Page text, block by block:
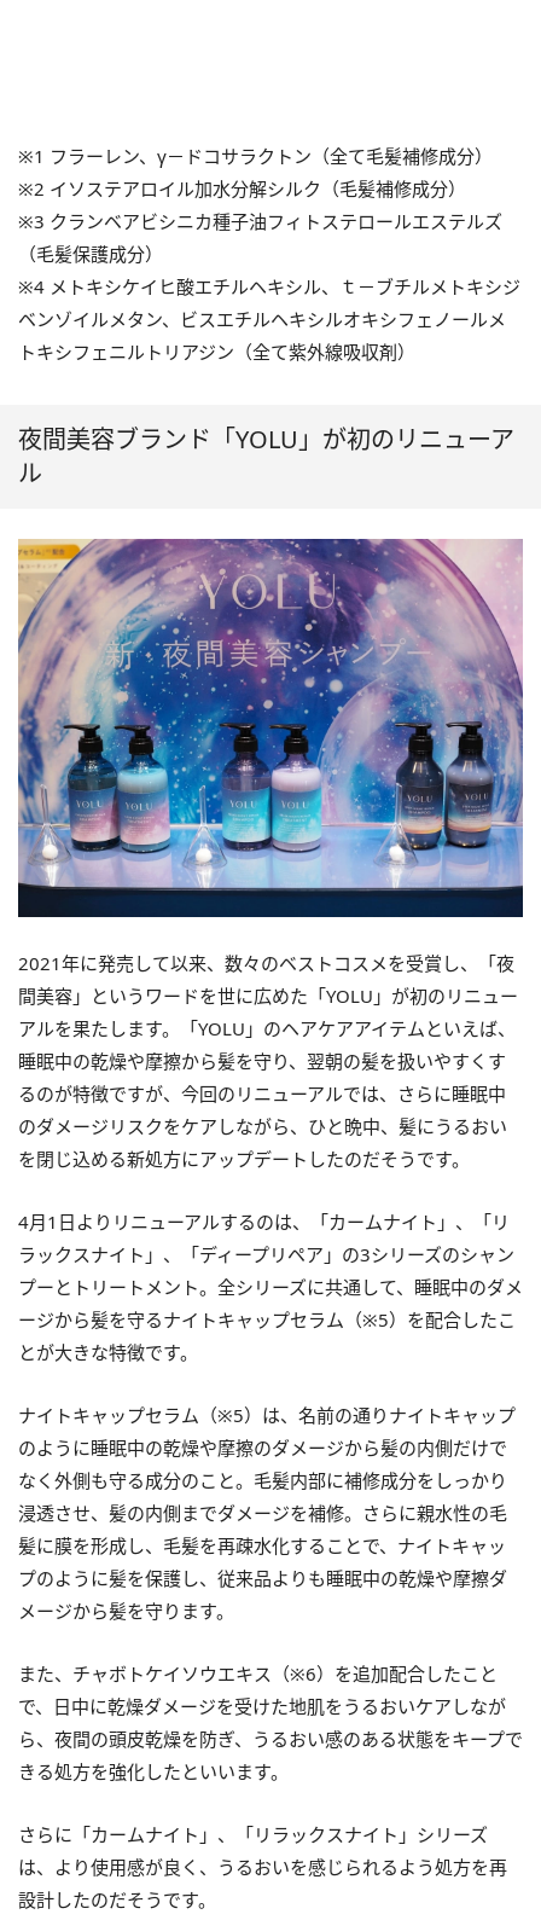
※1 フラーレン、γ－ドコサラクトン（全て毛髪補修成分）
※2 イソステアロイル加水分解シルク（毛髪補修成分）
※3 クランベアビシニカ種子油フィトステロールエステルズ
（毛髪保護成分）
※4 メトキシケイヒ酸エチルヘキシル、ｔ－ブチルメトキシジ
ベンゾイルメタン、ビスエチルヘキシルオキシフェノールメ
トキシフェニルトリアジン（全て紫外線吸収剤）
夜間美容ブランド「YOLU」が初のリニューア
ル
2021年に発売して以来、数々のベストコスメを受賞し、「夜
間美容」というワードを世に広めた「YOLU」が初のリニュー
アルを果たします。「YOLU」のヘアケアアイテムといえば、
睡眠中の乾燥や摩擦から髪を守り、翌朝の髪を扱いやすくす
るのが特徴ですが、今回のリニューアルでは、さらに睡眠中
のダメージリスクをケアしながら、ひと晩中、髪にうるおい
を閉じ込める新処方にアップデートしたのだそうです。
4月1日よりリニューアルするのは、「カームナイト」、「リ
ラックスナイト」、「ディープリペア」の3シリーズのシャン
プーとトリートメント。全シリーズに共通して、睡眠中のダメ
ージから髪を守るナイトキャップセラム（※5）を配合したこ
とが大きな特徴です。
ナイトキャップセラム（※5）は、名前の通りナイトキャップ
のように睡眠中の乾燥や摩擦のダメージから髪の内側だけで
なく外側も守る成分のこと。毛髪内部に補修成分をしっかり
浸透させ、髪の内側までダメージを補修。さらに親水性の毛
髪に膜を形成し、毛髪を再疎水化することで、ナイトキャッ
プのように髪を保護し、従来品よりも睡眠中の乾燥や摩擦ダ
メージから髪を守ります。
また、チャボトケイソウエキス（※6）を追加配合したこと
で、日中に乾燥ダメージを受けた地肌をうるおいケアしなが
ら、夜間の頭皮乾燥を防ぎ、うるおい感のある状態をキープで
きる処方を強化したといいます。
さらに「カームナイト」、「リラックスナイト」シリーズ
は、より使用感が良く、うるおいを感じられるよう処方を再
設計したのだそうです。